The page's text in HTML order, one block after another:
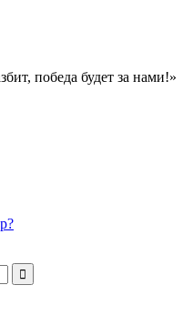
победа будет за нами!»
победа будет за нами!»